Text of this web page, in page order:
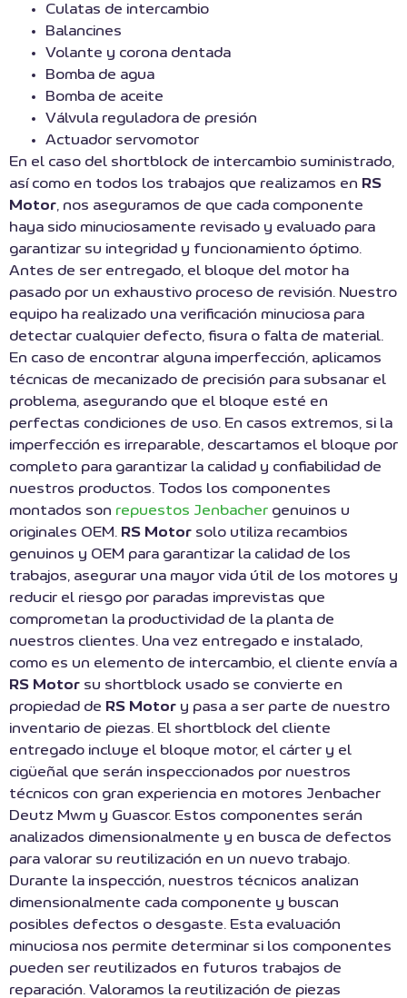
Culatas de intercambio
Balancines
Volante y corona dentada
Bomba de agua
Bomba de aceite
Válvula reguladora de presión
Actuador servomotor
En el caso del shortblock de intercambio suministrado,
así como en todos los trabajos que realizamos en RS
Motor , nos aseguramos de que cada componente
haya sido minuciosamente revisado y evaluado para
garantizar su integridad y funcionamiento óptimo.
Antes de ser entregado, el bloque del motor ha
pasado por un exhaustivo proceso de revisión. Nuestro
equipo ha realizado una verificación minuciosa para
detectar cualquier defecto, fisura o falta de material.
En caso de encontrar alguna imperfección, aplicamos
técnicas de mecanizado de precisión para subsanar el
problema, asegurando que el bloque esté en
perfectas condiciones de uso. En casos extremos, si la
imperfección es irreparable, descartamos el bloque por
completo para garantizar la calidad y confiabilidad de
nuestros productos. Todos los componentes
montados son repuestos Jenbacher genuinos u
originales OEM. RS Motor solo utiliza recambios
genuinos y OEM para garantizar la calidad de los
trabajos, asegurar una mayor vida útil de los motores y
reducir el riesgo por paradas imprevistas que
comprometan la productividad de la planta de
nuestros clientes. Una vez entregado e instalado,
como es un elemento de intercambio, el cliente envía a
RS Motor su shortblock usado se convierte en
propiedad de RS Motor y pasa a ser parte de nuestro
inventario de piezas. El shortblock del cliente
entregado incluye el bloque motor, el cárter y el
cigüeñal que serán inspeccionados por nuestros
técnicos con gran experiencia en motores Jenbacher
Deutz Mwm y Guascor. Estos componentes serán
analizados dimensionalmente y en busca de defectos
para valorar su reutilización en un nuevo trabajo.
Durante la inspección, nuestros técnicos analizan
dimensionalmente cada componente y buscan
posibles defectos o desgaste. Esta evaluación
minuciosa nos permite determinar si los componentes
pueden ser reutilizados en futuros trabajos de
reparación. Valoramos la reutilización de piezas